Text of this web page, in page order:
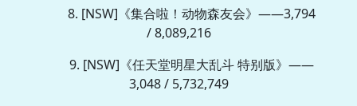
8. [NSW]《集合啦！动物森友会》——3,794
/ 8,089,216
9. [NSW]《任天堂明星大乱斗 特别版》——
3,048 / 5,732,749